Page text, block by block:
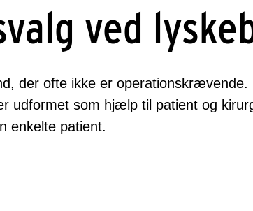
ved
der ofte ikke er operationskrævende.
udformet som hjælp til patient og
enkelte patient.